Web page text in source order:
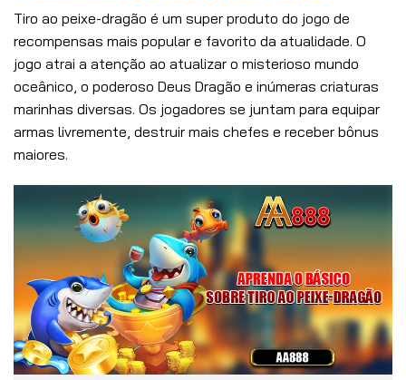
Tiro ao peixe-dragão é um super produto do jogo de
recompensas mais popular e favorito da atualidade. O
jogo atrai a atenção ao atualizar o misterioso mundo
oceânico, o poderoso Deus Dragão e inúmeras criaturas
marinhas diversas. Os jogadores se juntam para equipar
armas livremente, destruir mais chefes e receber bônus
maiores.